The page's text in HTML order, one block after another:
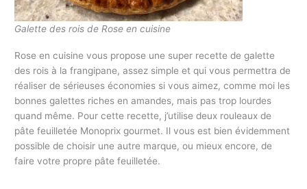
Galette des rois de Rose en cuisine
Rose en cuisine vous propose une super recette de galette
des rois à la frangipane, assez simple et qui vous permettra de
réaliser de sérieuses économies si vous aimez, comme moi les
bonnes galettes riches en amandes, mais pas trop lourdes
quand même. Pour cette recette, j’utilise deux rouleaux de
pâte feuilletée Monoprix gourmet. Il vous est bien évidemment
possible de choisir une autre marque, ou mieux encore, de
faire votre propre pâte feuilletée.